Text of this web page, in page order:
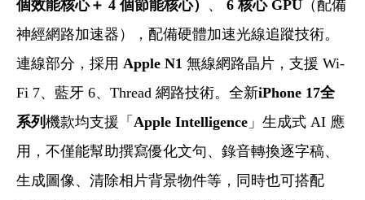
個效能核心＋ 4 個節能核心） 、 6核心 GPU （配備
神經網路加速器），配備硬體加速光線追蹤技術。
連線部分，採用 Apple N1 無線網路晶片，支援 Wi-
Fi 7、藍牙 6、Thread 網路技術。全新iPhone 17全
系列 機款均支援「 Apple Intelligence 」生成式 AI 應
用，不僅能幫助撰寫優化文句、錄音轉換逐字稿、
生成圖像、清除相片背景物件等，同時也可搭配